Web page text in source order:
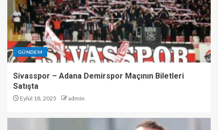
GÜNDEM
Sivasspor – Adana Demirspor Maçının Biletleri
Satışta
Eylül 18, 2025 admin